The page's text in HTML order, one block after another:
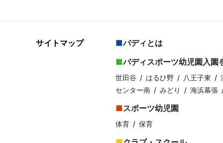
サイトマップ
バディとは
バディスポーツ幼児園入園
世田谷 はるひ野 八王子東
センター南
みどり 海浜幕張
スポーツ幼児園
体育 保育